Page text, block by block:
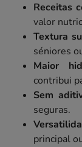
Receitas
valor
Textura
séniores
Maior
contribui
Sem
seguras.
principal